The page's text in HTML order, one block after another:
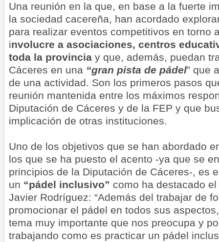
Una reunión en la que, en base a la fuerte
la sociedad cacereña, han acordado
para realizar eventos competitivos en torno
involucre a asociaciones, centros
toda la provincia y que, además, puedan
Cáceres en una “gran pista de pádel” que
de una actividad. Son los primeros pasos
reunión mantenida entre los máximos
Diputación de Cáceres y de la FEP y que
implicación de otras instituciones.
Uno de los objetivos que se han abordado
los que se ha puesto el acento -ya que se
principios de la Diputación de Cáceres-, es
un “pádel inclusivo” como ha destacado
Javier Rodríguez: “Además del trabajar de
promocionar el pádel en todos sus
tema muy importante que nos preocupa y
trabajando como es practicar un pádel